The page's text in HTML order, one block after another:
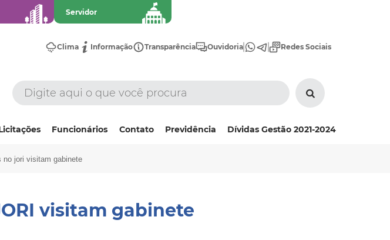
Servidor
Clima Informação Transparência Ouvidoria Redes Sociais
Funcionários Contato Previdência Dívidas Gestão 2021-2024
no jori visitam gabinete
visitam gabinete